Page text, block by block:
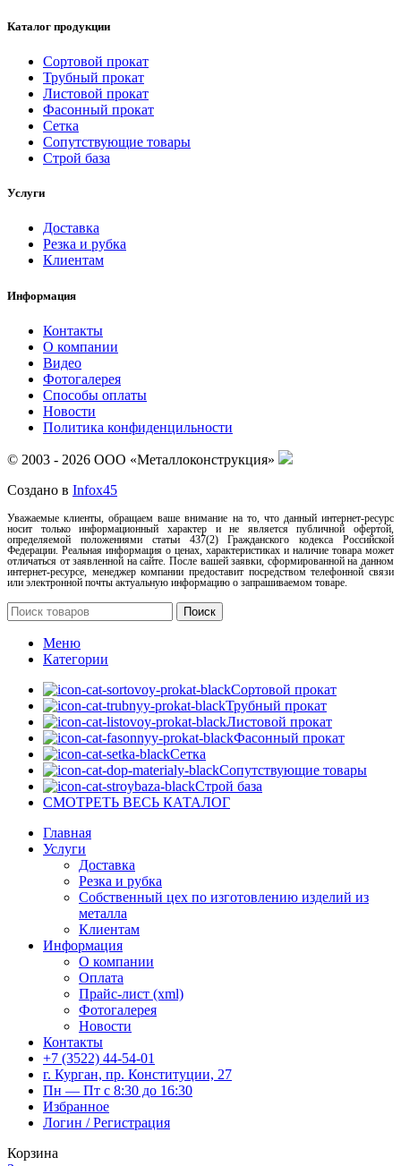
Каталог продукции
Сортовой прокат
Трубный прокат
Листовой прокат
Фасонный прокат
Сетка
Сопутствующие товары
Строй база
Услуги
Доставка
Резка и рубка
Клиентам
Информация
Контакты
О компании
Видео
Фотогалерея
Способы оплаты
Новости
Политика конфиденцильности
© 2003 - 2026 ООО «Металлоконструкция»
Создано в Infox45
Уважаемые клиенты, обращаем ваше внимание на то, что данный интернет-ресурс
носит только информационный характер и не является публичной офертой,
определяемой положениями статьи 437(2) Гражданского кодекса Российской
Федерации. Реальная информация о ценах, характеристиках и наличие товара может
отличаться от заявленной на сайте. После вашей заявки, сформированной на данном
интернет-ресурсе, менеджер компании предоставит посредством телефонной связи
или электронной почты актуальную информацию о запрашиваемом товаре.
Поиск
Меню
Категории
Сортовой прокат
Трубный прокат
Листовой прокат
Фасонный прокат
Сетка
Сопутствующие товары
Строй база
СМОТРЕТЬ ВЕСЬ КАТАЛОГ
Главная
Услуги
Доставка
Резка и рубка
Собственный цех по изготовлению изделий из
металла
Клиентам
Информация
О компании
Оплата
Прайс-лист (xml)
Фотогалерея
Новости
Контакты
+7 (3522) 44-54-01
г. Курган, пр. Конституции, 27
Пн — Пт с 8:30 до 16:30
Избранное
Логин / Регистрация
Корзина